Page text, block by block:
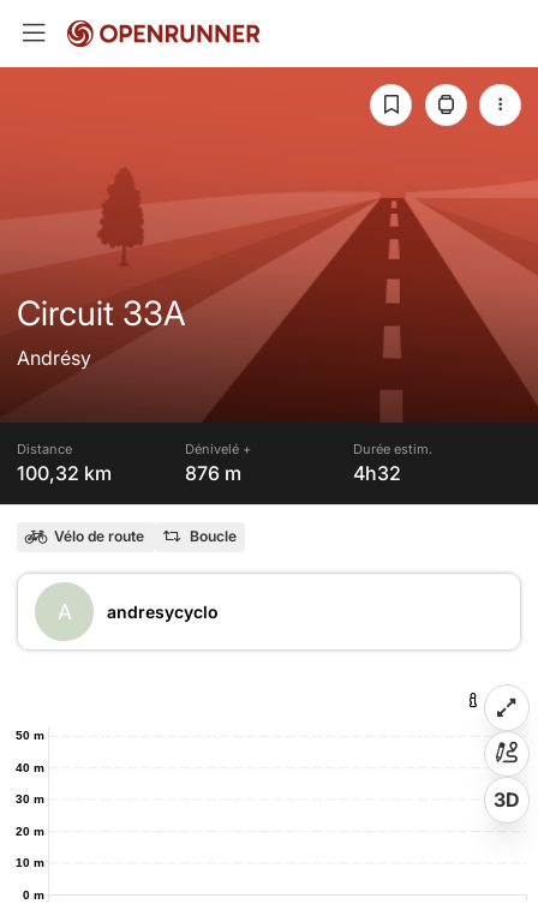
Circuit 33A
Andrésy
Distance
100,32 km
Dénivelé +
876 m
Durée estim.
4h32
Vélo de route Boucle
A andresycyclo
0 m
10 m
20 m
30 m
40 m
50 m
3D